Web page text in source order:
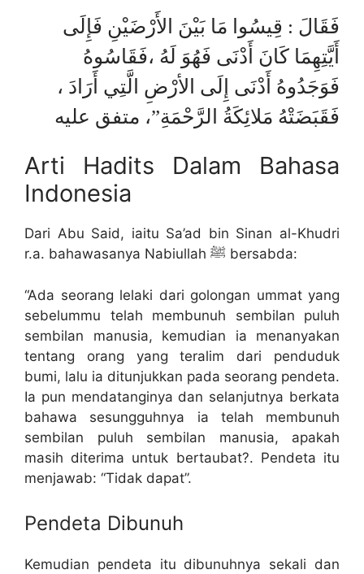
فَقَالَ : قِيسُوا مَا بَيْنَ الأَرْضَيْنِ فَإِلَى
أَيَّتِهِمَا كَانَ أَدْنَى فَهُوَ لَهُ ،فَقَاسُوهُ
فَوَجَدُوهُ أَدْنَى إِلَى الأرْضِ الَّتِي أَرَادَ ،
فَقَبَضَتْهُ مَلائِكَةُ الرَّحْمَةِ”، متفق عليه
Arti Hadits Dalam Bahasa
Indonesia
Dari Abu Said, iaitu Sa’ad bin Sinan al-Khudri
r.a. bahawasanya Nabiullah ﷺ bersabda:
“Ada seorang lelaki dari golongan ummat yang
sebelummu telah membunuh sembilan puluh
sembilan manusia, kemudian ia menanyakan
tentang orang yang teralim dari penduduk
bumi, lalu ia ditunjukkan pada seorang pendeta.
Ia pun mendatanginya dan selanjutnya berkata
bahawa sesungguhnya ia telah membunuh
sembilan puluh sembilan manusia, apakah
masih diterima untuk bertaubat?. Pendeta itu
menjawab: “Tidak dapat”.
Pendeta Dibunuh
Kemudian pendeta itu dibunuhnya sekali dan